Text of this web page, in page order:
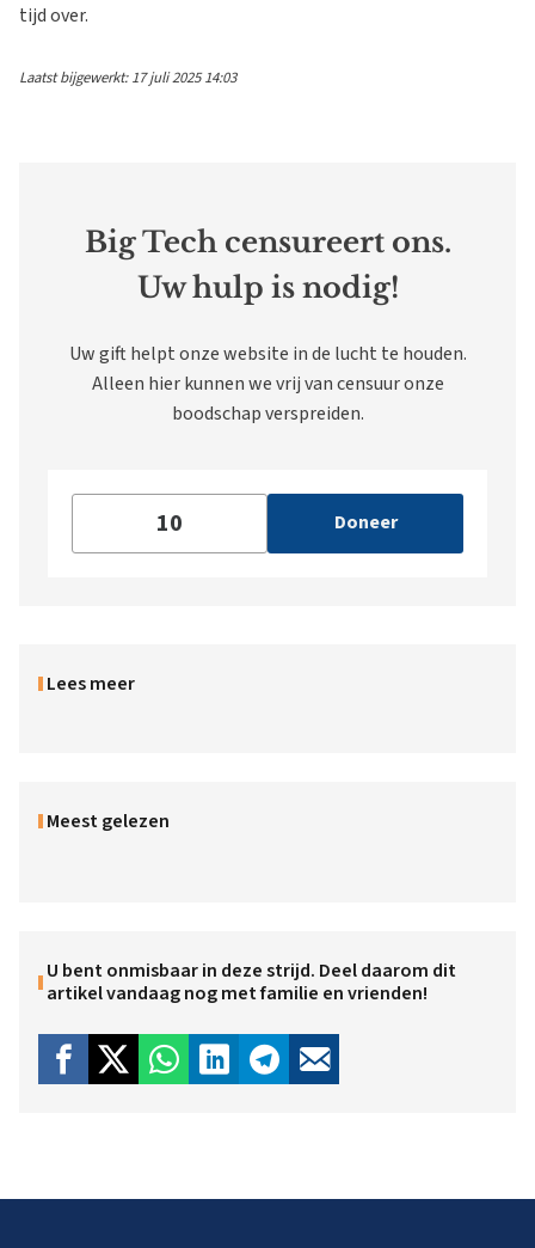
tijd over.
Laatst bijgewerkt: 17 juli 2025 14:03
Big Tech censureert ons.
Uw hulp is nodig!
Uw gift helpt onze website in de lucht te houden.
Alleen hier kunnen we vrij van censuur onze
boodschap verspreiden.
Doneer
Lees meer
Meest gelezen
U bent onmisbaar in deze strijd. Deel daarom dit
artikel vandaag nog met familie en vrienden!